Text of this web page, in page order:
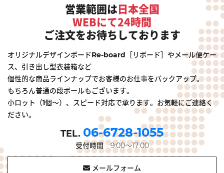
営業範囲は日本全国
WEBにて24時間
ご注文をお待ちしております
オリジナルデザインボードRe-board［リボード］やメール便ケー
ス、引き出し型衣装箱など
個性的な商品ラインナップでお客様のお仕事をバックアップ。
もちろん普通の段ボールもございます。
小ロット（1個～）、スピード対応で承ります。お気軽にご連絡く
ださい。
06-6728-1055
受付時間9:00～17:00
メールフォーム